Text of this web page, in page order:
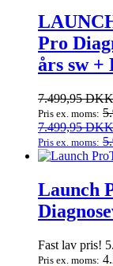
Pro
års sw
7.499,95DKK
Pris ex. moms:
7.499,95DKK
Pris ex. moms:
Launch
Fast lav pris!
Pris ex. moms: